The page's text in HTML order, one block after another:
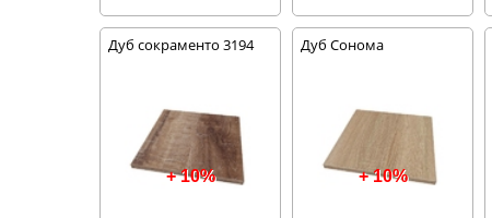
Дуб сокраменто 3194
+ 10%
Дуб Сонома
+ 10%